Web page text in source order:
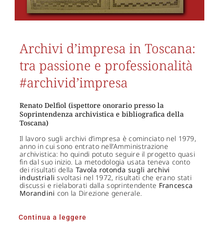
Archivi d’impresa in Toscana:
tra passione e professionalità
#archivid’impresa
Renato Delfiol (ispettore onorario presso la
Soprintendenza archivistica e bibliografica della
Toscana)
Il lavoro sugli archivi d’impresa è cominciato nel 1979,
anno in cui sono entrato nell’Amministrazione
archivistica: ho quindi potuto seguire il progetto quasi
fin dal suo inizio. La metodologia usata teneva conto
dei risultati della Tavola rotonda sugli archivi
industriali svoltasi nel 1972, risultati che erano stati
discussi e rielaborati dalla soprintendente Francesca
Morandini con la Direzione generale.
Continua a leggere